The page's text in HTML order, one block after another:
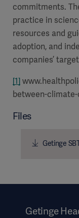
commitments.
practice in
resources and
adoption, and
companies’
[1]
between-
Files
Getinge
Getinge